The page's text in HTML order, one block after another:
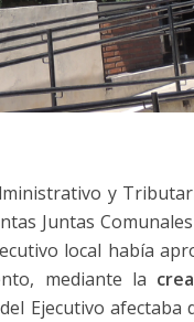
y
Juntas
local había
mediante la
Ejecutivo afectaba